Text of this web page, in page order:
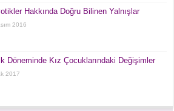
Hakkında Doğru Bilinen Yalnışlar
2016
Döneminde Kız Çocuklarındaki Değişimler
2017